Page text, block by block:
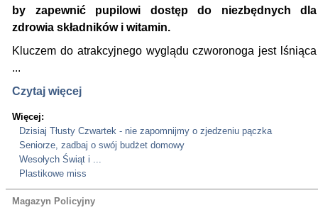
by zapewnić pupilowi dostęp do niezbędnych dla
zdrowia składników i witamin.
Kluczem do atrakcyjnego wyglądu czworonoga jest lśniąca
...
Czytaj więcej
Więcej:
Dzisiaj Tłusty Czwartek - nie zapomnijmy o zjedzeniu pączka
Seniorze, zadbaj o swój budżet domowy
Wesołych Świąt i ...
Plastikowe miss
Magazyn Policyjny